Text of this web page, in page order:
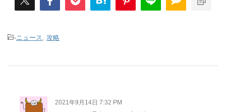
-ニュース, 攻略
2021年9月14日 7:32 PM